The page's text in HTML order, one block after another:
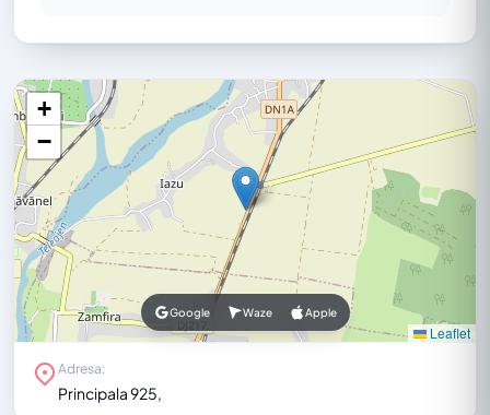
+
−
Leaflet
Google Waze Apple
Adresa:
Principala 925,